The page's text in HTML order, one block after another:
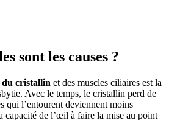
sont les causes ?
du cristallin et des muscles ciliaires est la
Avec le temps, le cristallin perd de
qui l’entourent deviennent moins
capacité de l’œil à faire la mise au point